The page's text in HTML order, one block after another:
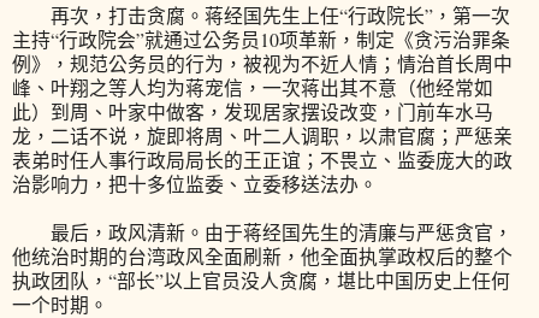
再次，打击贪腐。蒋经国先生上任“行政院长”，第一次
主持“行政院会”就通过公务员10项革新，制定《贪污治罪条
例》，规范公务员的行为，被视为不近人情；情治首长周中
峰、叶翔之等人均为蒋宠信，一次蒋出其不意（他经常如
此）到周、叶家中做客，发现居家摆设改变，门前车水马
龙，二话不说，旋即将周、叶二人调职，以肃官腐；严惩亲
表弟时任人事行政局局长的王正谊；不畏立、监委庞大的政
治影响力，把十多位监委、立委移送法办。
最后，政风清新。由于蒋经国先生的清廉与严惩贪官，
他统治时期的台湾政风全面刷新，他全面执掌政权后的整个
执政团队，“部长”以上官员没人贪腐，堪比中国历史上任何
一个时期。